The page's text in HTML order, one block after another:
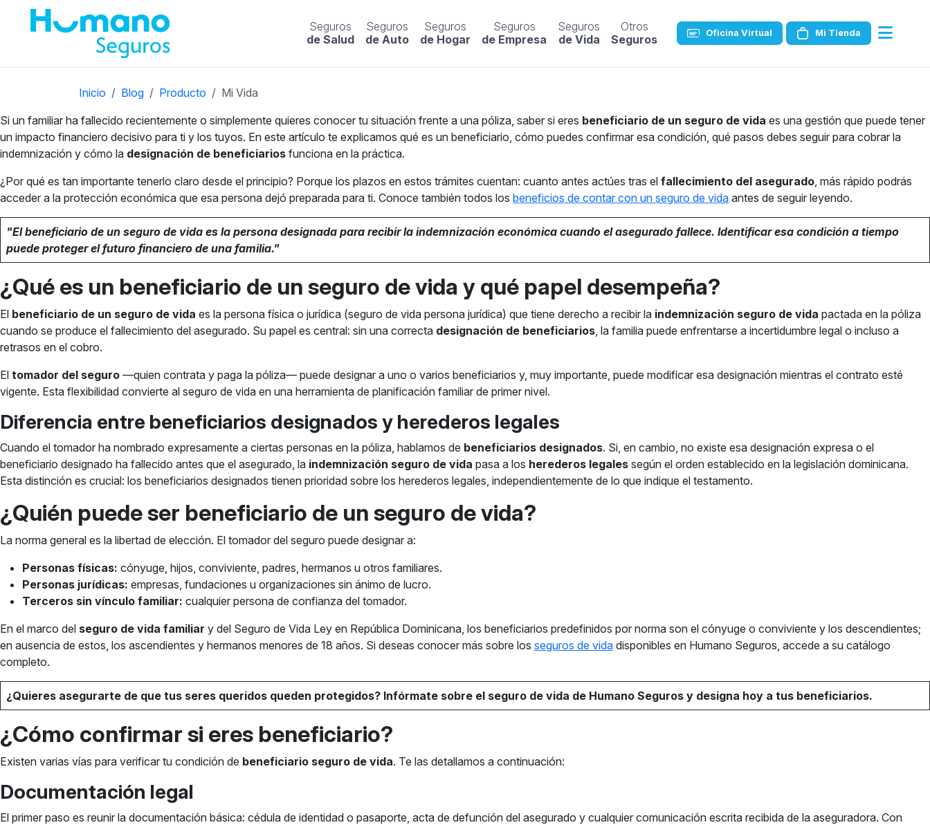
Seguros
de Salud
Seguros
de Auto
Seguros
de Hogar
Seguros
de Empresa
Seguros
de Vida
Otros
Seguros
Oficina Virtual Mi Tienda
Inicio Blog Producto
Mi Vida
Si un familiar ha fallecido recientemente o simplemente quieres conocer tu situación frente a una póliza, saber si eres beneficiario de un seguro de vida es una gestión que puede tener
un impacto financiero decisivo para ti y los tuyos. En este artículo te explicamos qué es un beneficiario, cómo puedes confirmar esa condición, qué pasos debes seguir para cobrar la
indemnización y cómo la designación de beneficiarios funciona en la práctica.
¿Por qué es tan importante tenerlo claro desde el principio? Porque los plazos en estos trámites cuentan: cuanto antes actúes tras el fallecimiento del asegurado , más rápido podrás
acceder a la protección económica que esa persona dejó preparada para ti. Conoce también todos los beneficios de contar con un seguro de vida antes de seguir leyendo.
"El beneficiario de un seguro de vida es la persona designada para recibir la indemnización económica cuando el asegurado fallece. Identificar esa condición a tiempo
puede proteger el futuro financiero de una familia."
¿Qué es un beneficiario de un seguro de vida y qué papel desempeña?
El beneficiario de un seguro de vida es la persona física o jurídica (seguro de vida persona jurídica) que tiene derecho a recibir la indemnización seguro de vida pactada en la póliza
cuando se produce el fallecimiento del asegurado. Su papel es central: sin una correcta designación de beneficiarios , la familia puede enfrentarse a incertidumbre legal o incluso a
retrasos en el cobro.
El tomador del seguro —quien contrata y paga la póliza— puede designar a uno o varios beneficiarios y, muy importante, puede modificar esa designación mientras el contrato esté
vigente. Esta flexibilidad convierte al seguro de vida en una herramienta de planificación familiar de primer nivel.
Diferencia entre beneficiarios designados y herederos legales
Cuando el tomador ha nombrado expresamente a ciertas personas en la póliza, hablamos de beneficiarios designados. Si, en cambio, no existe esa designación expresa o el
beneficiario designado ha fallecido antes que el asegurado, la indemnización seguro de vida pasa a los herederos legales según el orden establecido en la legislación dominicana.
Esta distinción es crucial: los beneficiarios designados tienen prioridad sobre los herederos legales, independientemente de lo que indique el testamento.
¿Quién puede ser beneficiario de un seguro de vida?
La norma general es la libertad de elección. El tomador del seguro puede designar a:
Personas físicas: cónyuge, hijos, conviviente, padres, hermanos u otros familiares.
Personas jurídicas: empresas, fundaciones u organizaciones sin ánimo de lucro.
Terceros sin vínculo familiar: cualquier persona de confianza del tomador.
En el marco del seguro de vida familiar y del Seguro de Vida Ley en República Dominicana, los beneficiarios predefinidos por norma son el cónyuge o conviviente y los descendientes;
en ausencia de estos, los ascendientes y hermanos menores de 18 años. Si deseas conocer más sobre los seguros de vida disponibles en Humano Seguros, accede a su catálogo
completo.
¿Quieres asegurarte de que tus seres queridos queden protegidos? Infórmate sobre el seguro de vida de Humano Seguros y designa hoy a tus beneficiarios.
¿Cómo confirmar si eres beneficiario?
Existen varias vías para verificar tu condición de beneficiario seguro de vida. Te las detallamos a continuación:
Documentación legal
El primer paso es reunir la documentación básica: cédula de identidad o pasaporte, acta de defunción del asegurado y cualquier comunicación escrita recibida de la aseguradora. Con